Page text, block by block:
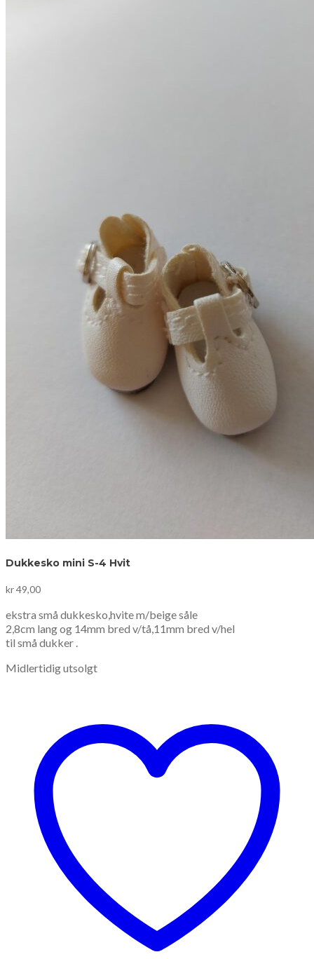
Dukkesko mini S-4 Hvit
kr49,00
ekstra små dukkesko,hvite m/beige såle
2,8cm lang og 14mm bred v/tå,11mm bred v/hel
til små dukker .
Midlertidig utsolgt